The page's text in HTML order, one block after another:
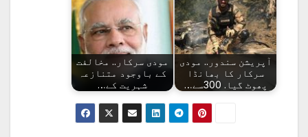
آپریشن سندور.. مودی
سرکار کا بھانڈا
پھوٹ گیا. 300سے…
مودی سرکار.. مخالفت
کے باوجود متنازعہ
شہریت کے…